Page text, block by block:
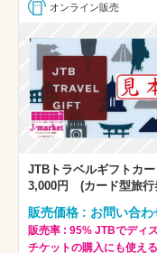
オンライン販売
JTBトラベルギフトカ
3,000円 (カード型旅行
販売価格 : お問い合わ
販売率 : 95% JTBでディ
チケットの購入にも使え